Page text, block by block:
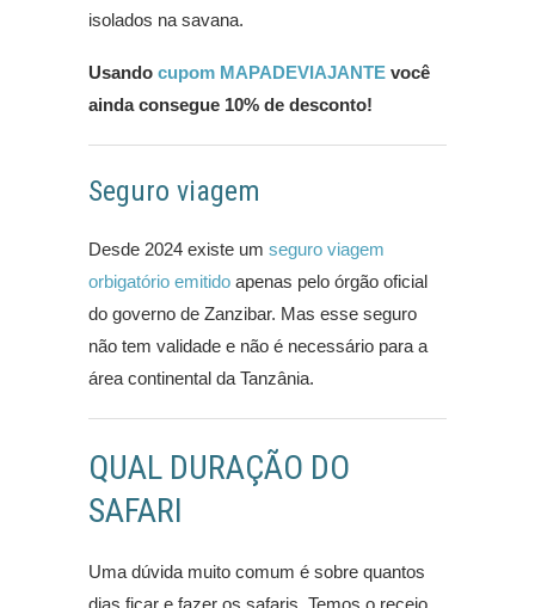
isolados na savana.
Usando cupom MAPADEVIAJANTE você
ainda consegue 10% de desconto!
Seguro viagem
Desde 2024 existe um seguro viagem
orbigatório emitido apenas pelo órgão oficial
do governo de Zanzibar. Mas esse seguro
não tem validade e não é necessário para a
área continental da Tanzânia.
QUAL DURAÇÃO DO
SAFARI
Uma dúvida muito comum é sobre quantos
dias ficar e fazer os safaris. Temos o receio